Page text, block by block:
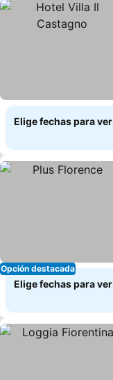
Elige fechas para
Opción destacada
Elige fechas para